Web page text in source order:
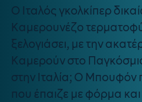
Ο Ιταλός γκολκίπερ
Καμερουνέζο
ξελογιάσει, με την
Καμερούν στο
στην Ιταλία; Ο Μπουφόν
που έπαιζε με φόρμα